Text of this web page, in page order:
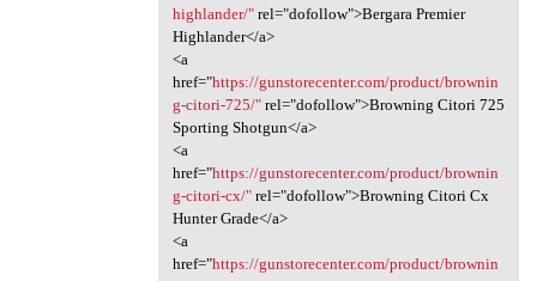
highlander/"rel="dofollow">Bergara Premier
Highlander</a>
<a
href="https://gunstorecenter.com/product/brownin
g-citori-725/"rel="dofollow">Browning Citori 725
Sporting Shotgun</a>
<a
href="https://gunstorecenter.com/product/brownin
g-citori-cx/"rel="dofollow">Browning Citori Cx
Hunter Grade</a>
<a
href="https://gunstorecenter.com/product/brownin